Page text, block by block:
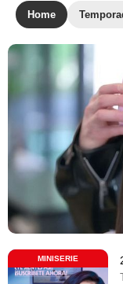
Home
MINISERIE